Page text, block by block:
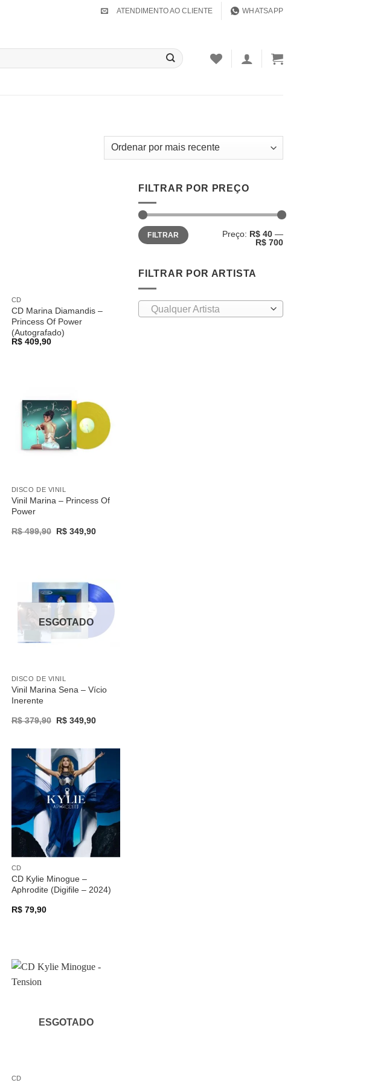
ATENDIMENTO AO CLIENTE WHATSAPP
CD
CD Marina Diamandis –
Princess Of Power
(Autografado)
R$409,90
Adicionar
a lista de
desejos
DISCO DE VINIL
Vinil Marina – Princess Of
Power
R$499,90 Original
R$ 349,90Current
Adicionar
a lista de
desejos
ESGOTADO
DISCO DE VINIL
Vinil Marina Sena – Vício
Inerente
R$379,90 Original
R$ 349,90Current
Adicionar
a lista de
desejos
CD
CD Kylie Minogue –
Aphrodite (Digifile – 2024)
R$79,90
ESGOTADO
CD
FILTRAR POR PREÇO
Preço
mínimo
Preço
máximo
FILTRAR Preço: R$ 40 —
R$ 700
FILTRAR POR ARTISTA
Qualquer Artista